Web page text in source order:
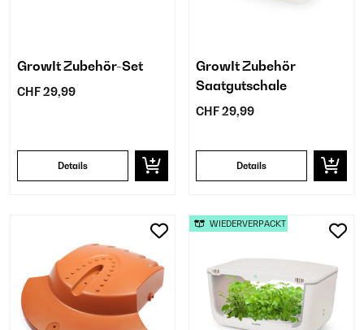
GrowIt Zubehör-Set
CHF 29,99
Details
GrowIt Zubehör
Saatgutschale
CHF 29,99
Details
WIEDERVERPACKT